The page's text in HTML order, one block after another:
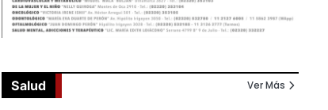
Salud Ver Más